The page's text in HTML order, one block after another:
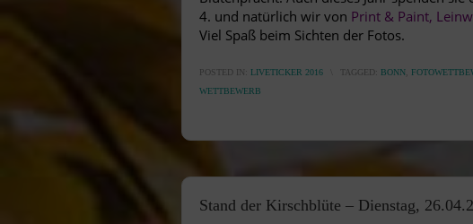
4. und natürlich wir von Print & Paint,
Viel Spaß beim Sichten der Fotos.
POSTED IN: LIVETICKER 2016 TAGGED: BONN
WETTBEWERB
Stand der Kirschblüte – Dienstag,